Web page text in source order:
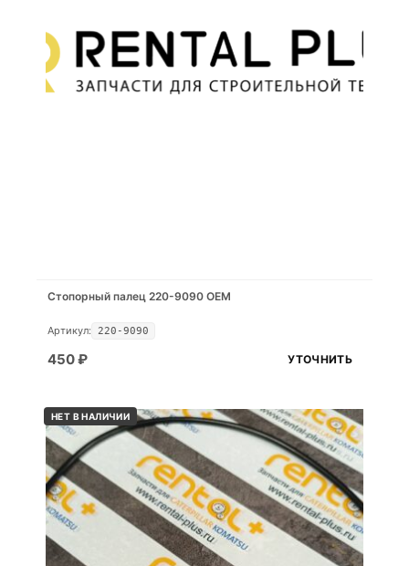
Стопорный палец 220-9090 OEM
Артикул: 220-9090
450₽ УТОЧНИТЬ
НЕТ В НАЛИЧИИ